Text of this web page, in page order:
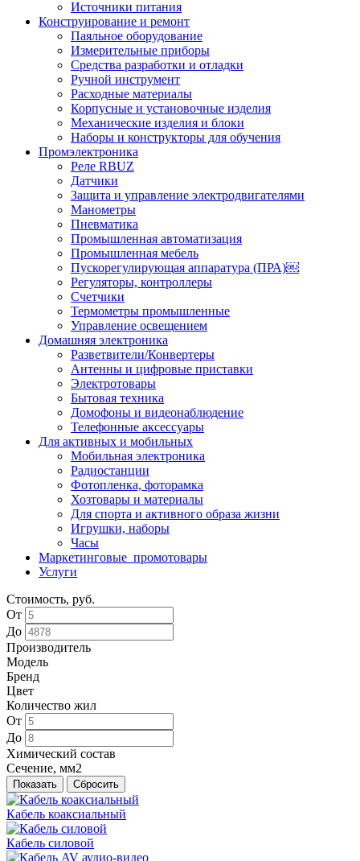
Источники питания
Конструирование и ремонт
Паяльное оборудование
Измерительные приборы
Средства разработки и отладки
Ручной инструмент
Расходные материалы
Корпусные и установочные изделия
Механические изделия и блоки
Наборы и конструкторы для обучения
Промэлектроника
Реле RBUZ
Датчики
Защита и управление электродвигателями
Манометры
Пневматика
Промышленная автоматизация
Промышленная мебель
Пускорегулирующая аппаратура (ПРА)￼
Регуляторы, контроллеры
Счетчики
Термометры промышленные
Управление освещением
Домашняя электроника
Разветвители/Конвертеры
Антенны и цифровые приставки
Электротовары
Бытовая техника
Домофоны и видеонаблюдение
Телефонные аксессуары
Для активных и мобильных
Мобильная электроника
Радиостанции
Фотопленка, фоторамка
Хозтовары и материалы
Для спорта и активного образа жизни
Игрушки, наборы
Часы
Маркетинговые_промотовары
Услуги
Стоимость, руб.
От
До
Производитель
Модель
Бренд
Цвет
Количество жил
От
До
Химический состав
Сечение, мм2
Кабель коаксиальный
Кабель силовой